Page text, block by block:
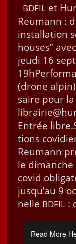
BDFIL et
Reumann :
instal­la­tion
hous­es”
jeu­di 16
(drone
saire pour
Entrée
tions
Reumann
le
covid
jusqu’au 9
nelle BDFIL :
Read More